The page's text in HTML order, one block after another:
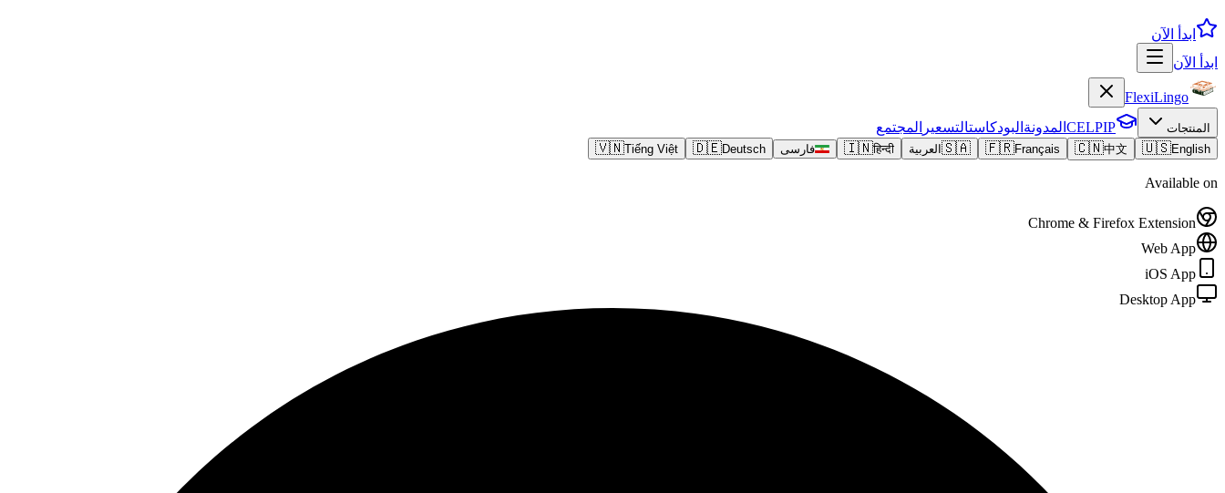
ابدأ الآن
ابدأ الآن
FlexiLingo
المنتجات CELPIP المدونة البودكاستالتسعير المجتمع
🇺🇸English
🇨🇳中文
🇫🇷Français
🇸🇦 العربية 🇮🇳हिन्दी فارسی 🇩🇪Deutsch
🇻🇳Tiếng Việt
Available on
Chrome & Firefox Extension
Web App
iOS App
Desktop App